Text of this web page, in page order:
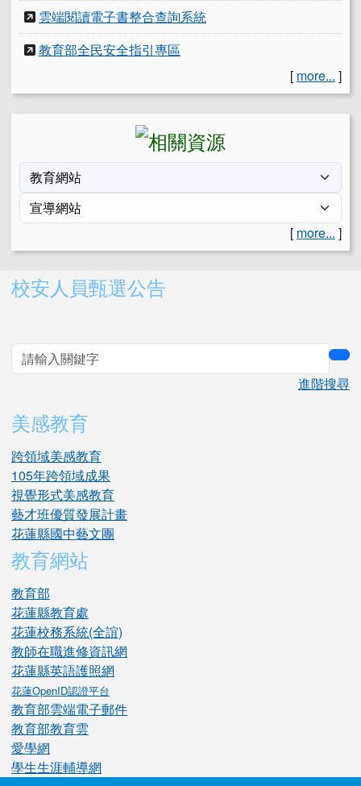
雲端閱讀電子書整合查詢系統
教育部全民安全指引專區
[ more... ]
[ more... ]
右邊區域內容
校安人員甄選公告
進階搜尋
美感教育
跨領域美感教育
105年跨領域成果
視覺形式美感教育
藝才班優質發展計畫
花蓮縣國中藝文團
教育網站
教育部
花蓮縣教育處
花蓮校務系統(全誼)
教師在職進修資訊網
花蓮縣英語護照網
花蓮OpenID認證平台
教育部雲端電子郵件
教育部教育雲
愛學網
學生生涯輔導網